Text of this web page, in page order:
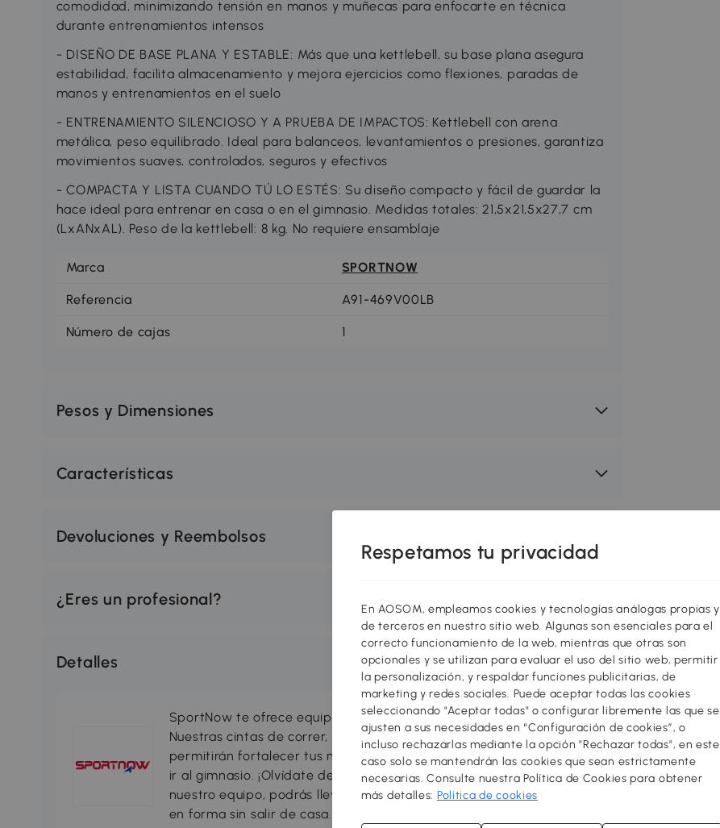
comodidad, minimizando tensión en manos y muñecas para enfocarte en técnica
durante entrenamientos intensos
- DISEÑO DE BASE PLANA Y ESTABLE: Más que una kettlebell, su base plana asegura
estabilidad, facilita almacenamiento y mejora ejercicios como flexiones, paradas de
manos y entrenamientos en el suelo
- ENTRENAMIENTO SILENCIOSO Y A PRUEBA DE IMPACTOS: Kettlebell con arena
metálica, peso equilibrado. Ideal para balanceos, levantamientos o presiones, garantiza
movimientos suaves, controlados, seguros y efectivos
- COMPACTA Y LISTA CUANDO TÚ LO ESTÉS: Su diseño compacto y fácil de guardar la
hace ideal para entrenar en casa o en el gimnasio. Medidas totales: 21,5x21,5x27,7 cm
(LxANxAL). Peso de la kettlebell: 8 kg. No requiere ensamblaje
Marca SPORTNOW
Referencia A91-469V00LB
Número de cajas 1
Pesos y Dimensiones
Características
Devoluciones y Reembolsos
¿Eres un profesional?
Detalles
SportNow te ofrece equipamiento para hacer ejercicio en casa.
Nuestras cintas de correr, bicicletas estáticas y demás aparatos te
permitirán fortalecer tus músculos y quemar calorías sin tener que
ir al gimnasio. ¡Olvídate de las cuotas y de depender del clima! Con
nuestro equipo, podrás llevar un estilo de vida activo y mantenerte
en forma sin salir de casa.
Respetamos tu privacidad
En AOSOM, empleamos cookies y tecnologías análogas propias y
de terceros en nuestro sitio web. Algunas son esenciales para el
correcto funcionamiento de la web, mientras que otras son
opcionales y se utilizan para evaluar el uso del sitio web, permitir
la personalización, y respaldar funciones publicitarias, de
marketing y redes sociales. Puede aceptar todas las cookies
seleccionando "Aceptar todas" o configurar libremente las que se
ajusten a sus necesidades en “Configuración de cookies”, o
incluso rechazarlas mediante la opción "Rechazar todas", en este
caso solo se mantendrán las cookies que sean estrictamente
necesarias. Consulte nuestra Política de Cookies para obtener
más detalles: Política de cookies